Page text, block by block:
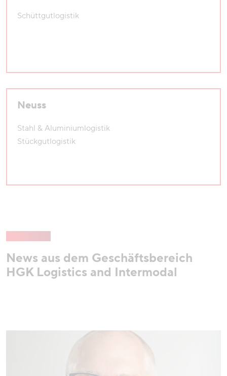
Schüttgutlogistik
Neuss
Stahl & Aluminiumlogistik
Stückgutlogistik
News aus dem Geschäftsbereich
HGK Logistics and Intermodal